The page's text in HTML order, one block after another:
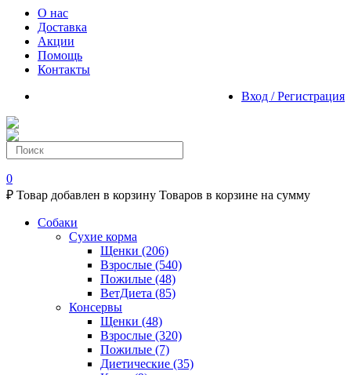
О нас
Доставка
Акции
Помощь
Контакты
Вход / Регистрация
0
₽ Товар добавлен в корзину Товаров в корзине на сумму
Собаки
Сухие корма
Щенки (206)
Взрослые (540)
Пожилые (48)
ВетДиета (85)
Консервы
Щенки (48)
Взрослые (320)
Пожилые (7)
Диетические (35)